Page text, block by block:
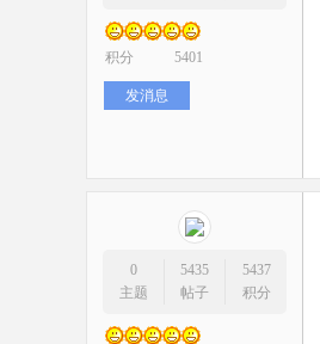
积分 5401
发消息
0
主题
5435
帖子
5437
积分